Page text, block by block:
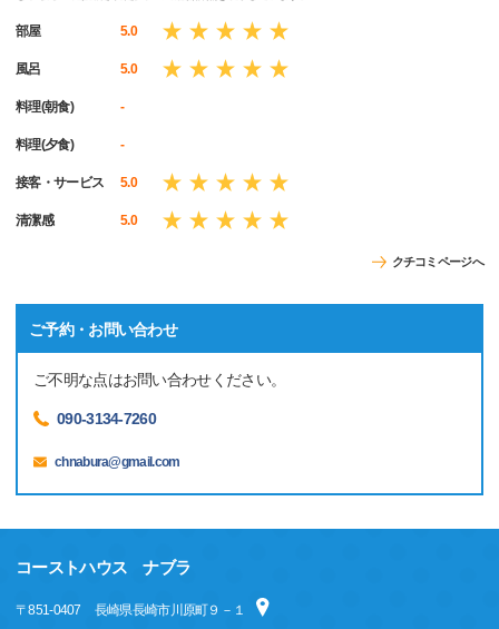
部屋 5.0
風呂 5.0
料理(朝食) -
料理(夕食) -
接客・サービス 5.0
清潔感 5.0
クチコミページへ
ご予約・お問い合わせ
ご不明な点はお問い合わせください。
090-3134-7260
chnabura@gmail.com
コーストハウス ナブラ
〒851-0407 長崎県長崎市川原町９－１